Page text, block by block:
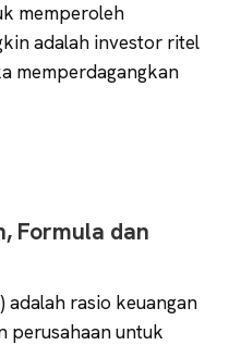
memperoleh
adalah investor ritel
memperdagangkan
Formula dan
adalah rasio keuangan
perusahaan untuk